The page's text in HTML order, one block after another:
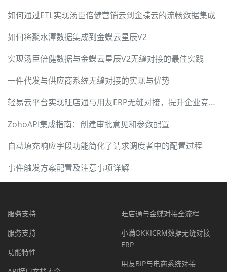
如何通过ETL实现汤臣倍健营销云到金蝶云的流畅数据集成
如何将聚水潭数据集成到金蝶云星辰V2
实现汤臣倍健数据与金蝶云星辰V2无缝对接的最佳实践
一件代发与供应商系统无缝对接的实现与优势
轻易云平台实现旺店通与用友ERP无缝对接，提升企业竞争力
ZohoAPI集成指南：创建审批意见和参数配置
自动填充响应字段功能简化了请求调度者中的配置过程
事件触发方案配置及注意事项详解
服务支持
服务支持
功能特性
旺店通与金蝶对接全流程
小满OKKICRM数据无缝对接
ERP
用友BIP与电商系统对接